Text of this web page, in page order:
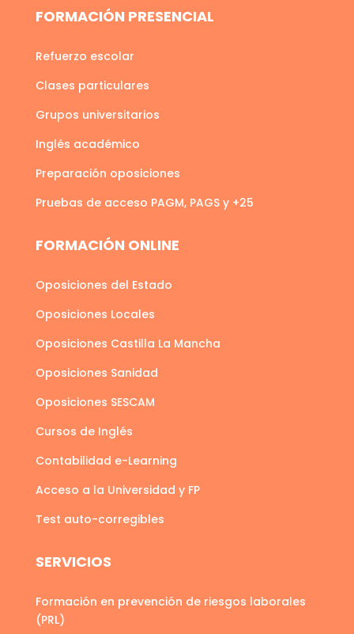
FORMACIÓN PRESENCIAL
Refuerzo escolar
Clases particulares
Grupos universitarios
Inglés académico
Preparación oposiciones
Pruebas de acceso PAGM, PAGS y +25
FORMACIÓN ONLINE
Oposiciones del Estado
Oposiciones Locales
Oposiciones Castilla La Mancha
Oposiciones Sanidad
Oposiciones SESCAM
Cursos de Inglés
Contabilidad e-Learning
Acceso a la Universidad y FP
Test auto-corregibles
SERVICIOS
Formación en prevención de riesgos laborales
(PRL)